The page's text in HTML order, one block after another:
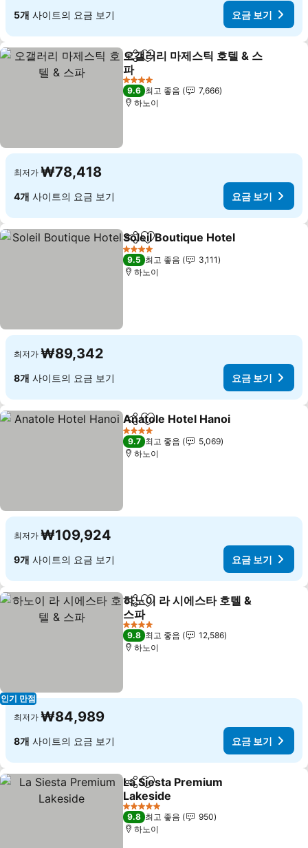
5개 사이트의 요금 보기 요금 보기
공유 즐겨찾기에 추가
오갤러리 마제스틱 호텔 & 스
파
요금 보기
4 성급
9.6 최고 좋음
7,666
하노이
최저가 ₩78,418
4개 사이트의 요금 보기 요금 보기
공유 즐겨찾기에 추가
Soleil Boutique Hotel
4 성급
9.5 최고 좋음
3,111
하노이
최저가 ₩89,342
8개 사이트의 요금 보기 요금 보기
공유 즐겨찾기에 추가
Anatole Hotel Hanoi
4 성급
9.7 최고 좋음
5,069
하노이
최저가 ₩109,924
9개 사이트의 요금 보기 요금 보기
인기 만점
공유 즐겨찾기에 추가
하노이 라 시에스타 호텔 &
스파
요금 보기
4 성급
9.8 최고 좋음
12,586
하노이
최저가 ₩84,989
8개 사이트의 요금 보기 요금 보기
공유 즐겨찾기에 추가
La Siesta Premium
Lakeside
요금 보기
5 성급
9.8 최고 좋음
950
하노이